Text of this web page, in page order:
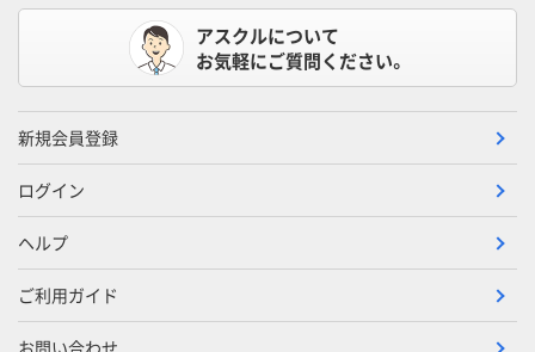
アスクルについて
お気軽にご質問ください。
新規会員登録
ログイン
ヘルプ
ご利用ガイド